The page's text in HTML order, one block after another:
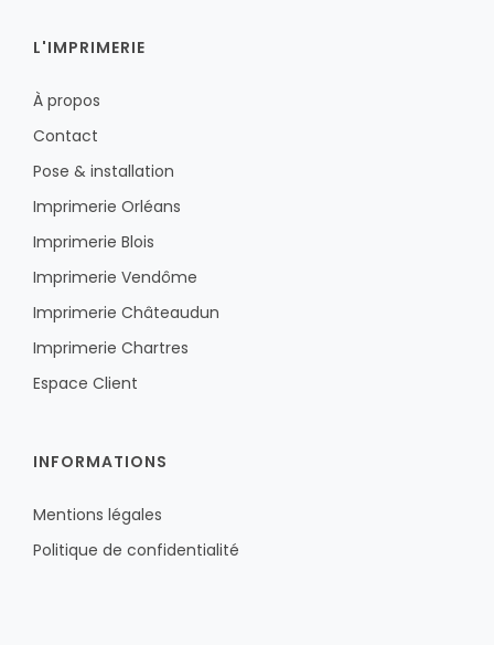
L'IMPRIMERIE
À propos
Contact
Pose & installation
Imprimerie Orléans
Imprimerie Blois
Imprimerie Vendôme
Imprimerie Châteaudun
Imprimerie Chartres
Espace Client
INFORMATIONS
Mentions légales
Politique de confidentialité